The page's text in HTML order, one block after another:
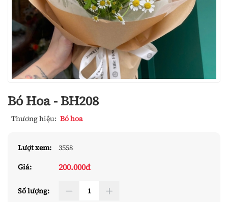
Bó Hoa - BH208
Thương hiệu: Bó hoa
Lượt xem:
3558
Giá:
200.000đ
Số lượng: